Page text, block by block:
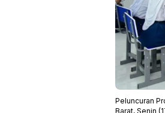
Peluncuran
Barat, Senin